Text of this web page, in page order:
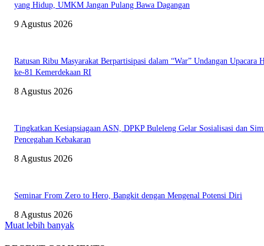
yang Hidup, UMKM Jangan Pulang Bawa Dagangan
9 Agustus 2026
Ratusan Ribu Masyarakat Berpartisipasi dalam “War” Undangan Upacara
ke-81 Kemerdekaan RI
8 Agustus 2026
Tingkatkan Kesiapsiagaan ASN, DPKP Buleleng Gelar Sosialisasi dan
Pencegahan Kebakaran
8 Agustus 2026
Seminar From Zero to Hero, Bangkit dengan Mengenal Potensi Diri
8 Agustus 2026
Muat lebih banyak